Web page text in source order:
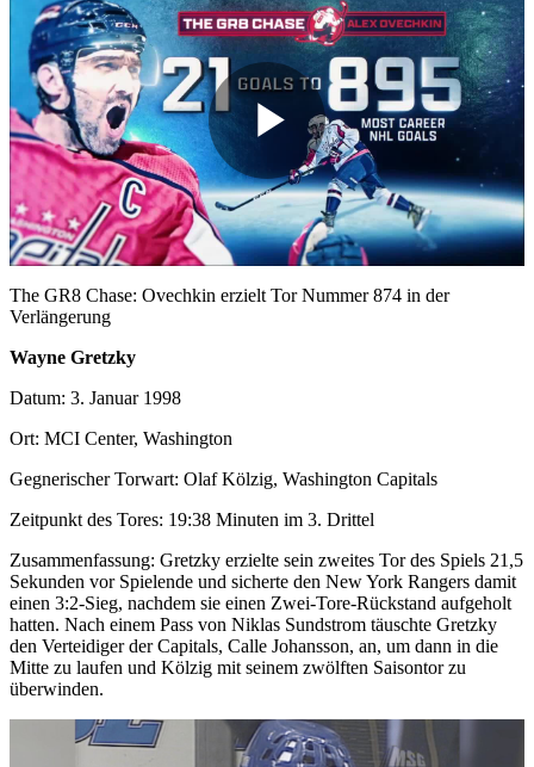
Play
Video
The GR8 Chase: Ovechkin erzielt Tor Nummer 874 in der
Verlängerung
Wayne Gretzky
Datum: 3. Januar 1998
Ort: MCI Center, Washington
Gegnerischer Torwart: Olaf Kölzig, Washington Capitals
Zeitpunkt des Tores: 19:38 Minuten im 3. Drittel
Zusammenfassung: Gretzky erzielte sein zweites Tor des Spiels 21,5
Sekunden vor Spielende und sicherte den New York Rangers damit
einen 3:2-Sieg, nachdem sie einen Zwei-Tore-Rückstand aufgeholt
hatten. Nach einem Pass von Niklas Sundstrom täuschte Gretzky
den Verteidiger der Capitals, Calle Johansson, an, um dann in die
Mitte zu laufen und Kölzig mit seinem zwölften Saisontor zu
überwinden.